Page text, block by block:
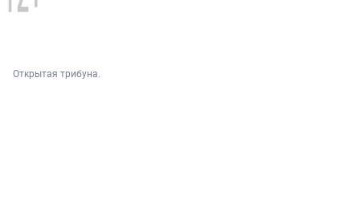
Открытая трибуна.